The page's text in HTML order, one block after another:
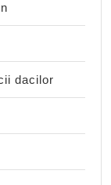
dacilor